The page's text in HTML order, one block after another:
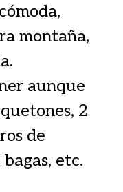
montaña,
aunque
2
de
etc.